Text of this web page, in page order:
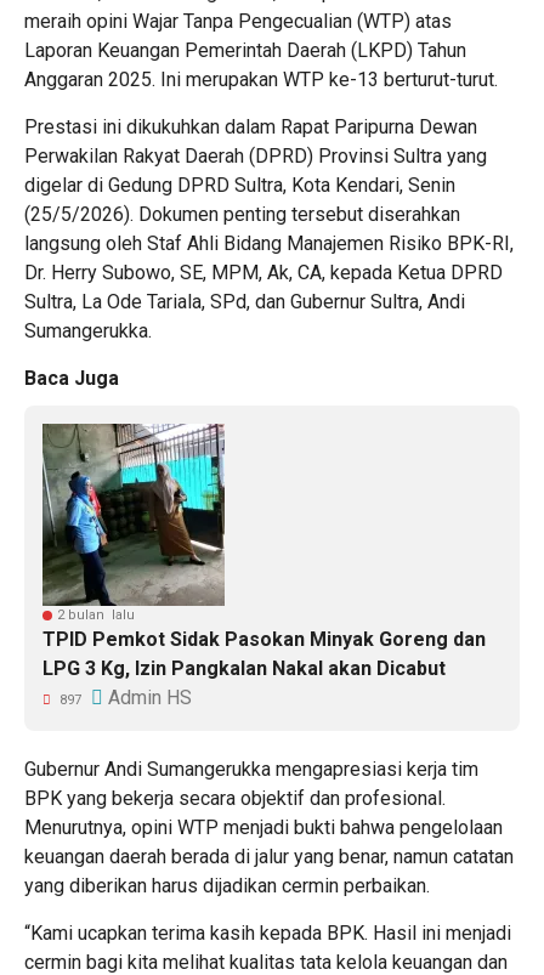
meraih opini Wajar Tanpa Pengecualian (WTP) atas
Laporan Keuangan Pemerintah Daerah (LKPD) Tahun
Anggaran 2025. Ini merupakan WTP ke-13 berturut-turut.
Prestasi ini dikukuhkan dalam Rapat Paripurna Dewan
Perwakilan Rakyat Daerah (DPRD) Provinsi Sultra yang
digelar di Gedung DPRD Sultra, Kota Kendari, Senin
(25/5/2026). Dokumen penting tersebut diserahkan
langsung oleh Staf Ahli Bidang Manajemen Risiko BPK-RI,
Dr. Herry Subowo, SE, MPM, Ak, CA, kepada Ketua DPRD
Sultra, La Ode Tariala, SPd, dan Gubernur Sultra, Andi
Sumangerukka.
Baca Juga
2 bulan lalu
TPID Pemkot Sidak Pasokan Minyak Goreng dan
LPG 3 Kg, Izin Pangkalan Nakal akan Dicabut
897 Admin HS
Gubernur Andi Sumangerukka mengapresiasi kerja tim
BPK yang bekerja secara objektif dan profesional.
Menurutnya, opini WTP menjadi bukti bahwa pengelolaan
keuangan daerah berada di jalur yang benar, namun catatan
yang diberikan harus dijadikan cermin perbaikan.
“Kami ucapkan terima kasih kepada BPK. Hasil ini menjadi
cermin bagi kita melihat kualitas tata kelola keuangan dan